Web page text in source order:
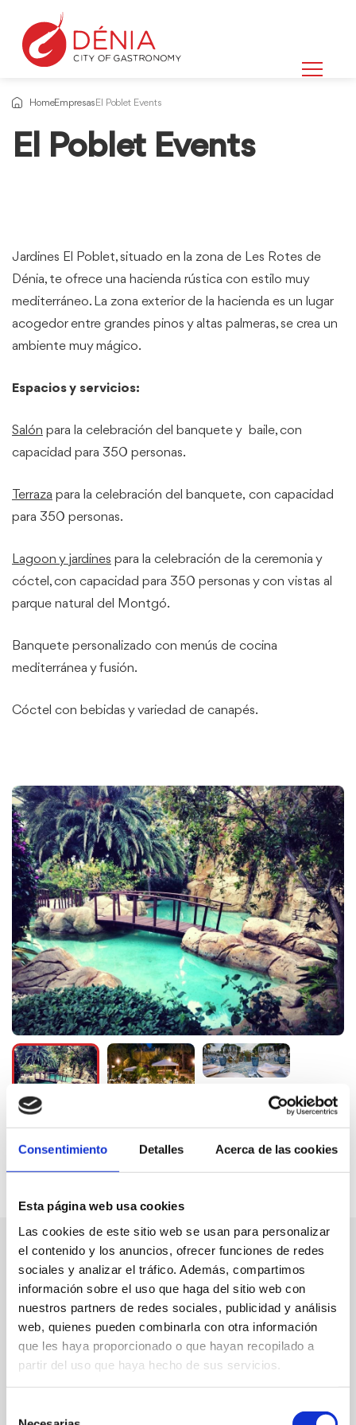
Consentimiento Detalles Acerca de las cookies
Esta página web usa cookies
Las cookies de este sitio web se usan para personalizar
el contenido y los anuncios, ofrecer funciones de redes
sociales y analizar el tráfico. Además, compartimos
información sobre el uso que haga del sitio web con
nuestros partners de redes sociales, publicidad y análisis
web, quienes pueden combinarla con otra información
que les haya proporcionado o que hayan recopilado a
partir del uso que haya hecho de sus servicios.
HomeEmpresas El Poblet Events
El Poblet Events
Jardines El Poblet, situado en la zona de Les Rotes de
Dénia, te ofrece una hacienda rústica con estilo muy
mediterráneo. La zona exterior de la hacienda es un lugar
acogedor entre grandes pinos y altas palmeras, se crea un
ambiente muy mágico.
Espacios y servicios:
Salón para la celebración del banquete y baile, con
capacidad para 350 personas.
Terraza para la celebración del banquete, con capacidad
para 350 personas.
Lagoon y jardines para la celebración de la ceremonia y
cóctel, con capacidad para 350 personas y con vistas al
parque natural del Montgó.
Banquete personalizado con menús de cocina
mediterránea y fusión.
Cóctel con bebidas y variedad de canapés.